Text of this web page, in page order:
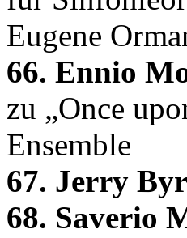
Eugene
66. Ennio
zu „Once
Ensemble
67. Jerry
68. Saverio